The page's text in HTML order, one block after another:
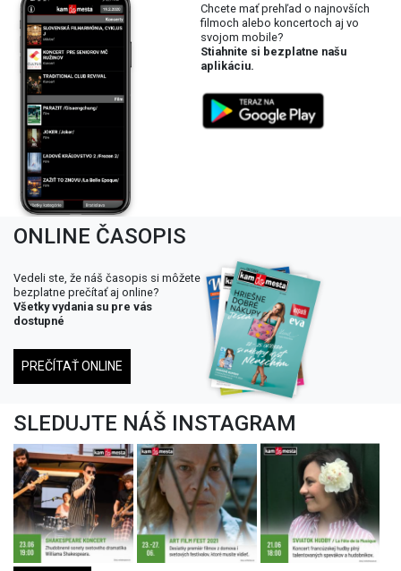
Chcete mať prehľad o najnovších
filmoch alebo koncertoch aj vo
svojom mobile?
Stiahnite si bezplatne našu
aplikáciu.
ONLINE ČASOPIS
Vedeli ste, že náš časopis si môžete
bezplatne prečítať aj online?
Všetky vydania su pre vás
dostupné
PREČÍTAŤ ONLINE
SLEDUJTE NÁŠ INSTAGRAM